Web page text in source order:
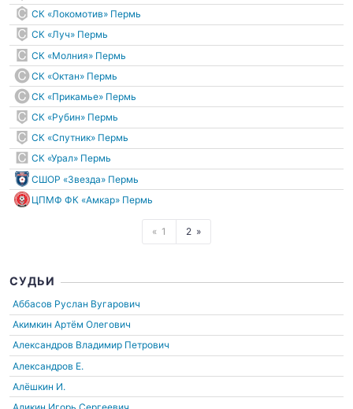
СК «Локомотив» Пермь
СК «Луч» Пермь
СК «Молния» Пермь
СК «Октан» Пермь
СК «Прикамье» Пермь
СК «Рубин» Пермь
СК «Спутник» Пермь
СК «Урал» Пермь
СШОР «Звезда» Пермь
ЦПМФ ФК «Амкар» Пермь
1 2
СУДЬИ
Аббасов Руслан Вугарович
Акимкин Артём Олегович
Александров Владимир Петрович
Александров Е.
Алёшкин И.